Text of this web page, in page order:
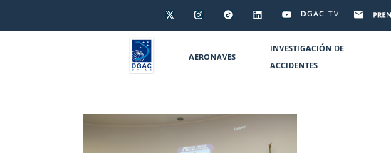
DGAC TV
AERONAVES
INVESTIGACIÓN DE
ACCIDENTES